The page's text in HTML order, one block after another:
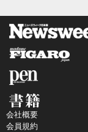
会社概要
会員規約